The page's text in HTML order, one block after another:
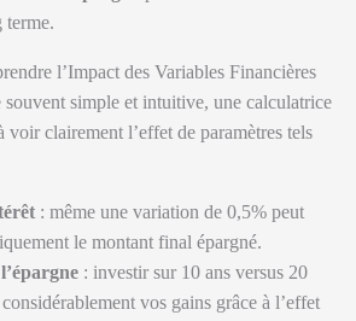
terme.
l’Impact des Variables Financières
souvent simple et intuitive, une calculatrice
voir clairement l’effet de paramètres tels
: même une variation de 0,5% peut
le montant final épargné.
: investir sur 10 ans versus 20
vos gains grâce à l’effet